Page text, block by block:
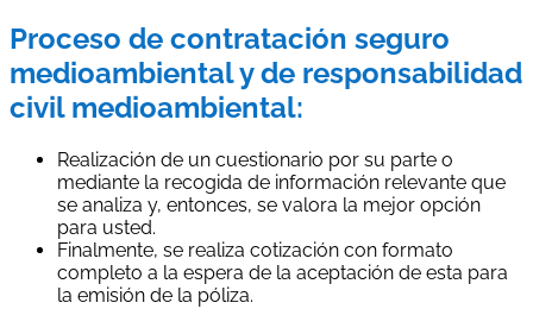
Proceso de contratación seguro
medioambiental y de responsabilidad
civil medioambiental:
Realización de un cuestionario por su parte o
mediante la recogida de información relevante que
se analiza y, entonces, se valora la mejor opción
para usted.
Finalmente, se realiza cotización con formato
completo a la espera de la aceptación de esta para
la emisión de la póliza.